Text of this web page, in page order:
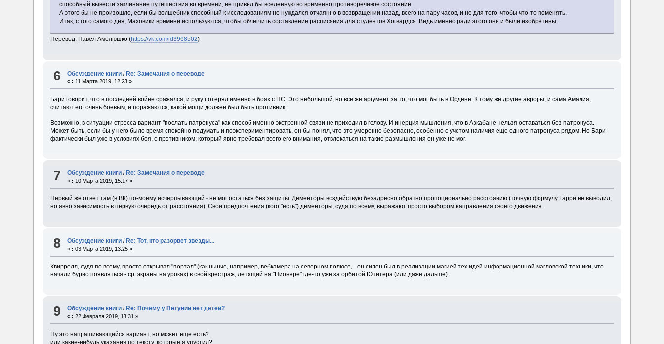
способный вывести заклинание путешествия во времени, не привёл бы вселенную во временно противоречивое состояние.
А этого бы не произошло, если бы волшебник способный к исследованиям не нуждался отчаянно в возвращении назад, всего на пару часов, и не для того, чтобы что-то поменять.
Итак, с того самого дня, Маховики времени используются, чтобы облегчить составление расписания для студентов Хогвардса. Ведь именно ради этого они и были изобретены.
Перевод: Павел Амелюшко (https://vk.com/id3968502)
6 Обсуждение книги /Re: Замечания о переводе
« : 11 Марта 2019, 12:23 »
Бари говорит, что в последней войне сражался, и руку потерял именно в боях с ПС. Это небольшой, но все же аргумент за то, что мог быть в Ордене. К тому же другие авроры, и сама Амалия,
считают его очень боевым, и поражаются, какой мощи должен был быть противник.
Возможно, в ситуации стресса вариант "послать патронуса" как способ именно экстренной связи не приходил в голову. И инерция мышления, что в Азкабане нельзя оставаться без патронуса.
Может быть, если бы у него было время спокойно подумать и поэкспериментировать, он бы понял, что это умеренно безопасно, особенно с учетом наличия еще одного патронуса рядом. Но Бари
фактически был уже в условиях боя, с противником, который явно требовал всего его внимания, отвлекаться на такие размышления он уже не мог.
7 Обсуждение книги / Re: Замечания о переводе
« : 10 Марта 2019, 15:17 »
Первый же ответ там (в ВК) по-моему исчерпывающий - не мог остаться без защиты. Дементоры воздействую безадресно обратно пропоционально расстоянию (точную формулу Гарри не выводил,
но явно зависимость в первую очередь от расстояния). Свои предпочтения (кого "есть") дементоры, судя по всему, выражают просто выбором направления своего движения.
8 Обсуждение книги /Re: Тот, кто разорвет звезды...
« : 03 Марта 2019, 13:25 »
Квиррелл, судя по всему, просто открывал "портал" (как нынче, например, вебкамера на северном полюсе, - он силен был в реализации магией тех идей информационной магловской техники, что
начали бурно появляться - ср. экраны на уроках) в свой крестраж, летящий на "Пионере" где-то уже за орбитой Юпитера (или даже дальше).
9 Обсуждение книги / Re: Почему у Петунии нет детей?
« : 22 Февраля 2019, 13:31 »
Ну это напрашивающийся вариант, но может еще есть?
или какие-нибудь указания по тексту, которые я упустил?